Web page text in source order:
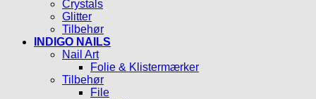
Crystals
Glitter
Tilbehør
INDIGO NAILS
Nail Art
Folie & Klistermærker
Tilbehør
File